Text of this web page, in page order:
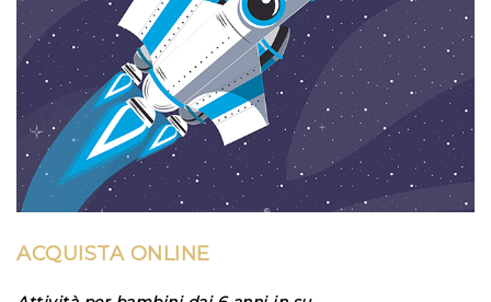
ACQUISTA ONLINE